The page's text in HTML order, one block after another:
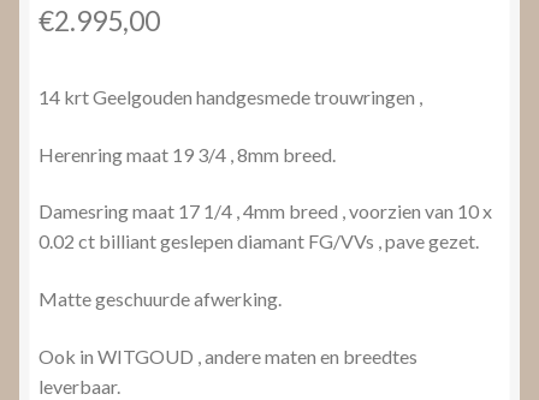
€2.995,00
14 krt Geelgouden handgesmede trouwringen ,
Herenring maat 19 3/4 , 8mm breed.
Damesring maat 17 1/4 , 4mm breed , voorzien van 10 x
0.02 ct billiant geslepen diamant FG/VVs , pave gezet.
Matte geschuurde afwerking.
Ook in WITGOUD , andere maten en breedtes
leverbaar.